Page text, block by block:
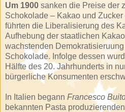
Um 1900 sanken die Preise der
Schokolade – Kakao und
führten die Liberalisierung des
Aufhebung der staatlichen
wachstenden
Schokolade. Infolge dessen
Hälfte des 20. Jahrhunderts in
bürgerliche Konsumenten
In Italien begann Francesco
bekannten Pasta